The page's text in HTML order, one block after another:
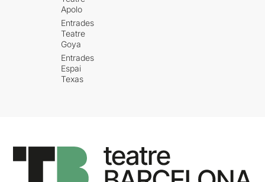
Apolo
Entrades
Teatre
Goya
Entrades
Espai
Texas